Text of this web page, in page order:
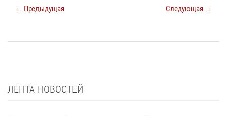
← Предыдущая Следующая →
ЛЕНТА НОВОСТЕЙ